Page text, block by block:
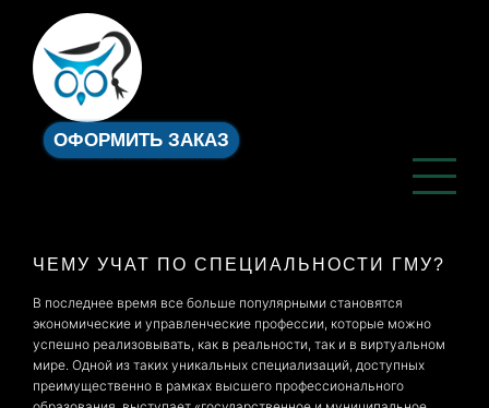
ОФОРМИТЬ ЗАКАЗ
ЧЕМУ УЧАТ ПО СПЕЦИАЛЬНОСТИ ГМУ?
В последнее время все больше популярными становятся
экономические и управленческие профессии, которые можно
успешно реализовывать, как в реальности, так и в виртуальном
мире. Одной из таких уникальных специализаций, доступных
преимущественно в рамках высшего профессионального